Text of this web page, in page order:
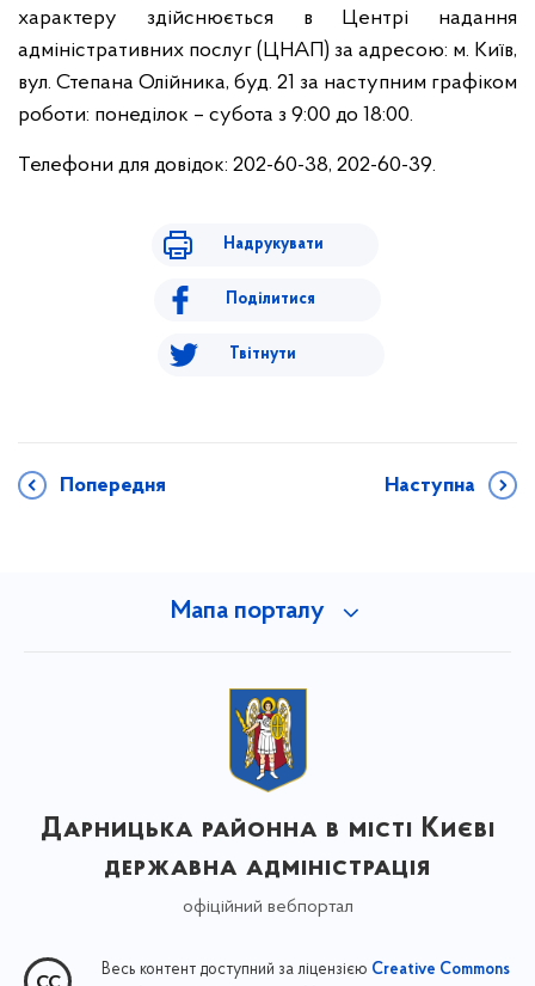
характеру здійснюється в Центрі надання
адміністративних послуг (ЦНАП) за адресою: м. Київ,
вул. Степана Олійника, буд. 21 за наступним графіком
роботи: понеділок – субота з 9:00 до 18:00.
Телефони для довідок: 202-60-38, 202-60-39.
Надрукувати
Поділитися
Твітнути
Попередня Наступна
Мапа порталу
Дарницька районна в місті Києві
державна адміністрація
офіційний вебпортал
Весь контент доступний за ліцензією Creative Commons